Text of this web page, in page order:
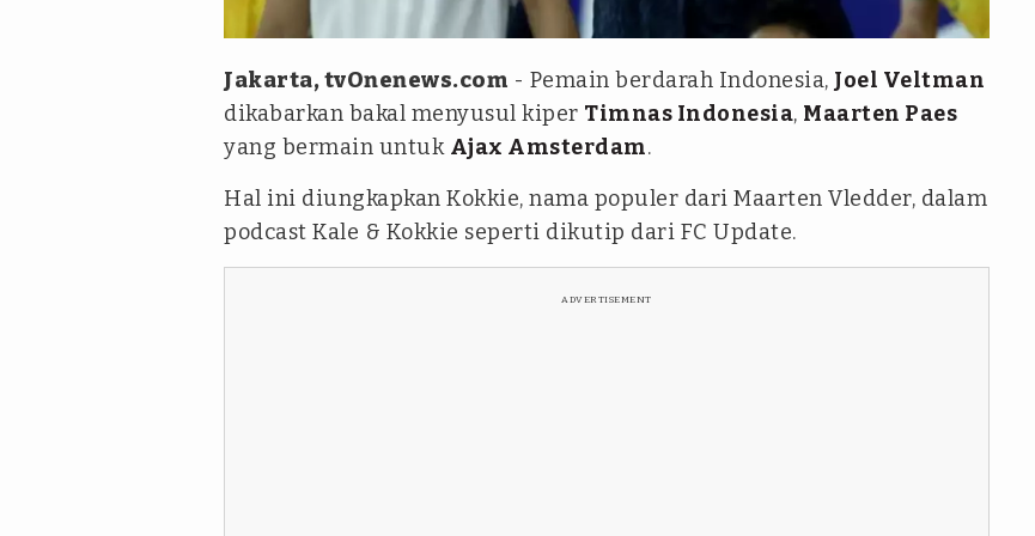
tvOnenews.com/Julio Trisaputra
Jakarta, tvOnenews.com - Pemain berdarah Indonesia, Joel Veltman
dikabarkan bakal menyusul kiper Timnas Indonesia, Maarten Paes
yang bermain untuk Ajax Amsterdam.
Hal ini diungkapkan Kokkie, nama populer dari Maarten Vledder, dalam
podcast Kale & Kokkie seperti dikutip dari FC Update.
ADVERTISEMENT